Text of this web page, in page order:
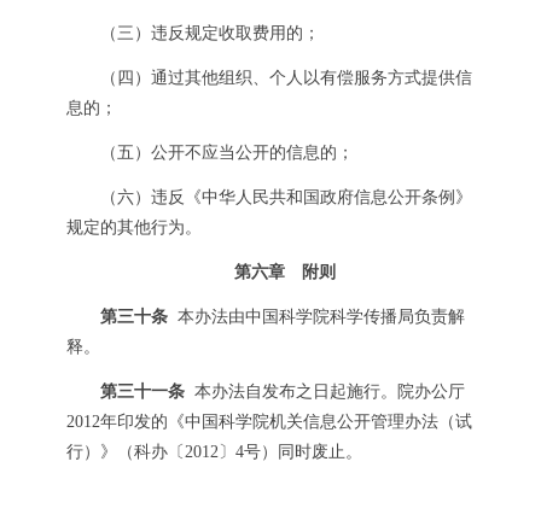
（三）违反规定收取费用的；
（四）通过其他组织、个人以有偿服务方式提供信
息的；
（五）公开不应当公开的信息的；
（六）违反《中华人民共和国政府信息公开条例》
规定的其他行为。
第六章 附则
第三十条 本办法由中国科学院科学传播局负责解
释。
第三十一条 本办法自发布之日起施行。院办公厅
2012年印发的《中国科学院机关信息公开管理办法（试
行）》（科办〔2012〕4号）同时废止。